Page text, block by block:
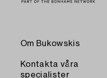
Om Bukowskis
Kontakta våra
specialister